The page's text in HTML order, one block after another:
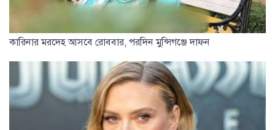
কারিনার মরদেহ আসবে রোববার, পরদিন মুন্সিগঞ্জে দাফন